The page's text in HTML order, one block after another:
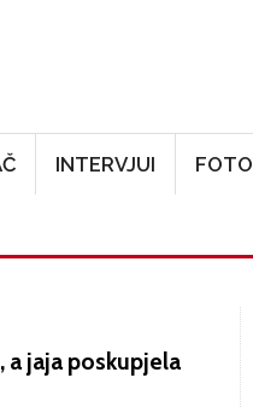
INTERVJUI FOTO
a jaja poskupjela